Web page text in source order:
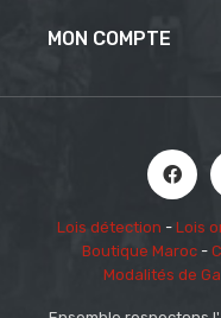
MON COMPTE
Lois détection - Lois
Boutique Maroc -
Modalités de